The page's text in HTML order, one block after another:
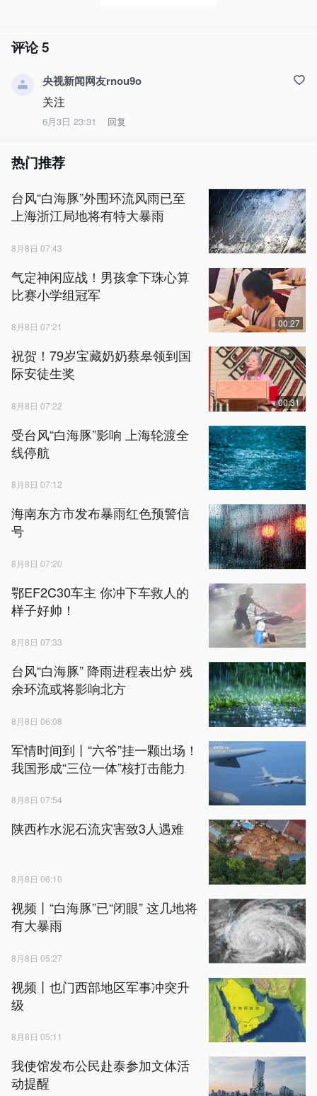
评论5
央视新闻网友rnou9o
关注
6月3日 23:31 回复
热门推荐
台风“白海豚”外围环流风雨已至
上海浙江局地将有特大暴雨
8月8日 07:43
气定神闲应战！男孩拿下珠心算
比赛小学组冠军
8月8日 07:21 00:27
祝贺！79岁宝藏奶奶蔡皋领到国
际安徒生奖
8月8日 07:22 00:31
受台风“白海豚”影响 上海轮渡全
线停航
8月8日 07:12
海南东方市发布暴雨红色预警信
号
8月8日 07:20
鄂EF2C30车主 你冲下车救人的
样子好帅！
8月8日 07:33
台风“白海豚” 降雨进程表出炉 残
余环流或将影响北方
8月8日 06:08
军情时间到丨“六爷”挂一颗出场！
我国形成“三位一体”核打击能力
8月8日 07:54
陕西柞水泥石流灾害致3人遇难
8月8日 06:10
视频丨“白海豚”已“闭眼” 这几地将
有大暴雨
8月8日 05:27
视频丨也门西部地区军事冲突升
级
8月8日 05:11
我使馆发布公民赴泰参加文体活
动提醒